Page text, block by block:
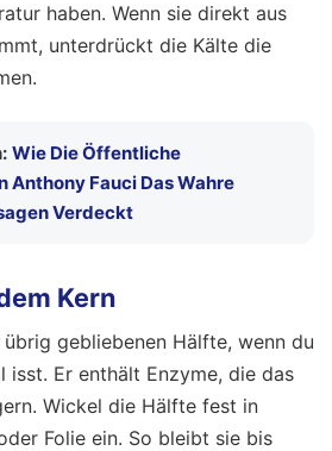
haben. Wenn sie direkt aus
unterdrückt die Kälte die
Wie Die Öffentliche
Anthony Fauci Das Wahre
Verdeckt
Kern
übrig gebliebenen Hälfte, wenn du
isst. Er enthält Enzyme, die das
Wickel die Hälfte fest in
Folie ein. So bleibt sie bis